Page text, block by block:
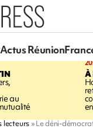
Actus Réunion
au
À
lecteurs Le déni-